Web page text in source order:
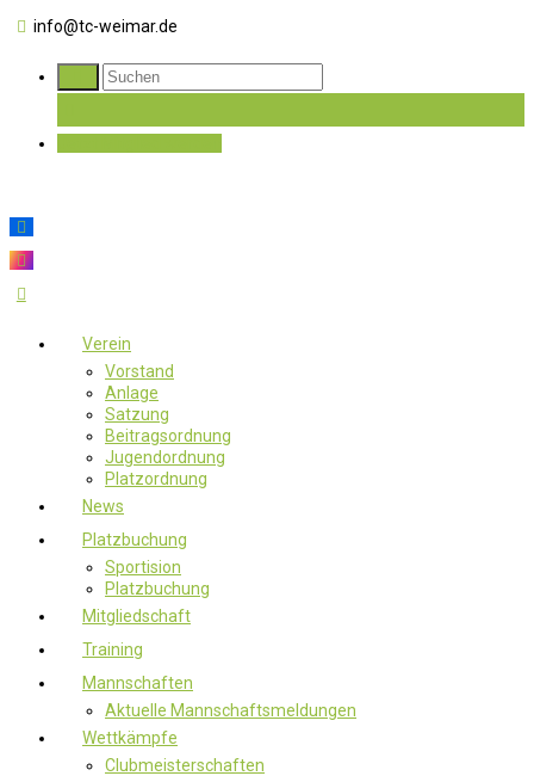
info@tc-weimar.de
Verein
Vorstand
Anlage
Satzung
Beitragsordnung
Jugendordnung
Platzordnung
News
Platzbuchung
Sportision
Platzbuchung
Mitgliedschaft
Training
Mannschaften
Aktuelle Mannschaftsmeldungen
Wettkämpfe
Clubmeisterschaften